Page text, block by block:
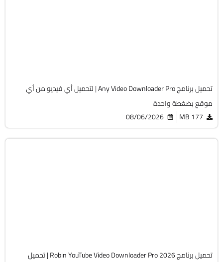
تحميل برنامج Any Video Downloader Pro | لتحميل أي فيديو من أي
موقع بضغطة واحدة
177 MB
08/06/2026
تحميل برنامج Robin YouTube Video Downloader Pro 2026 | تحميل